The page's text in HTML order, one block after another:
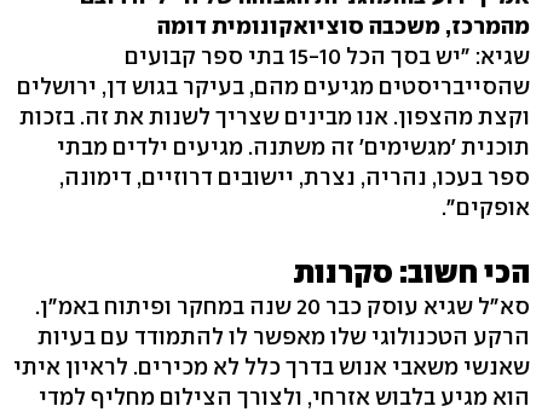
מהמרכז, משכבה סוציואקונומית דומה
שגיא: "יש בסך הכל ‭15-10‬ בתי ספר קבועים
שהסייבריסטים מגיעים מהם, בעיקר בגוש דן, ירושלים
וקצת מהצפון. אנו מבינים שצריך לשנות את זה. בזכות
תוכנית 'מגשימים' זה משתנה. מגיעים ילדים מבתי
ספר בעכו, נהריה, נצרת, יישובים דרוזיים, דימונה,
אופקים‭."‬
הכי חשוב: סקרנות
סא"ל שגיא עוסק כבר 20 שנה במחקר ופיתוח באמ"ן.
הרקע הטכנולוגי שלו מאפשר לו להתמודד עם בעיות
שאנשי משאבי אנוש בדרך כלל לא מכירים. לראיון איתי
הוא מגיע בלבוש אזרחי, ולצורך הצילום מחליף למדי